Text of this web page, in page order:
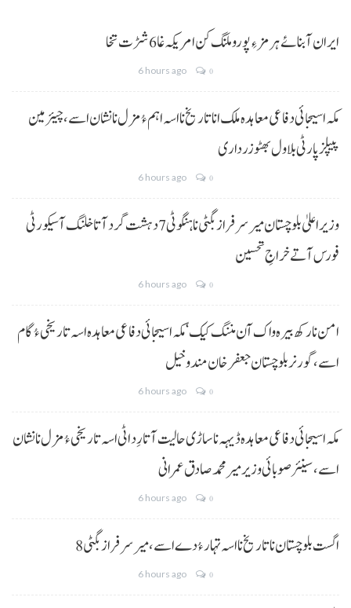
ایران آبنائے ہرمز ءِ پورو ملنگ کن امریکہ غا 6 شڑت تخا
6 hours ago 0
مکہ اسیجائی دفاعی معاہدہ ملک انا تاریخ نا اسہ اہم ءُ مزل نا نشان اسے، چیئرمین
پیپلز پارٹی بلاول بھٹو زرداری
6 hours ago 0
وزیراعلیٰ بلوچستان میر سرفراز بگٹی نا ہنگو ٹی 7 دہشت گرد آتا خلنگ آ سیکورٹی
فورس آتے خراجِ تحسین
6 hours ago 0
امن نا رکھ بیرہ واک آن مننگ کیک‘ مکہ اسیجائی دفاعی معاہدہ اسہ تاریخی ءُ گام
اسے،گورنر بلوچستان جعفر خان مندوخیل
6 hours ago 0
مکہ اسیجائی دفاعی معاہدہ ڈیہہ نا ساڑی حالیت آتا رِد اٹی اسہ تاریخی ءُ مزل نا نشان
اسے،سینئر صوبائی وزیر میر محمد صادق عمرانی
6 hours ago 0
8 اگست بلوچستان نا تاریخ نا اسہ تہار ءُ دے اسے، میرسرفراز بگٹی
6 hours ago 0